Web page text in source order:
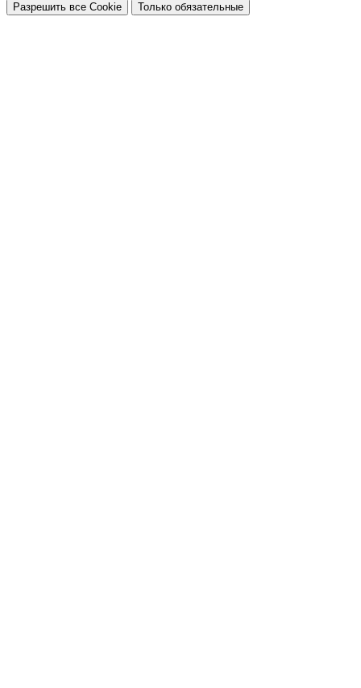
Разрешить все Cookie Только обязательные